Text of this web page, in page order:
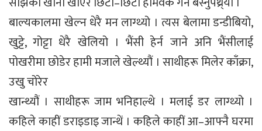
बाल्यकालमा खेल्न धेरै मन लाग्थ्यो । त्यस बेलामा डन्डीबियो,
खुट्टे, गोट्टा धेरै खेलियो । भैंसी हेर्न जाने अनि भैंसीलाई
पोखरीमा छोडेर हामी मजाले खेल्थ्यौं । साथीहरू मिलेर काँक्रा,
उखु चोरेर
खान्थ्यौं । साथीहरू जाम भनिहाल्थे । मलाई डर लाग्थ्यो ।
कहिले काहीं डराइडाइ जान्थें । कहिले काहीं आ–आफ्नै घरमा